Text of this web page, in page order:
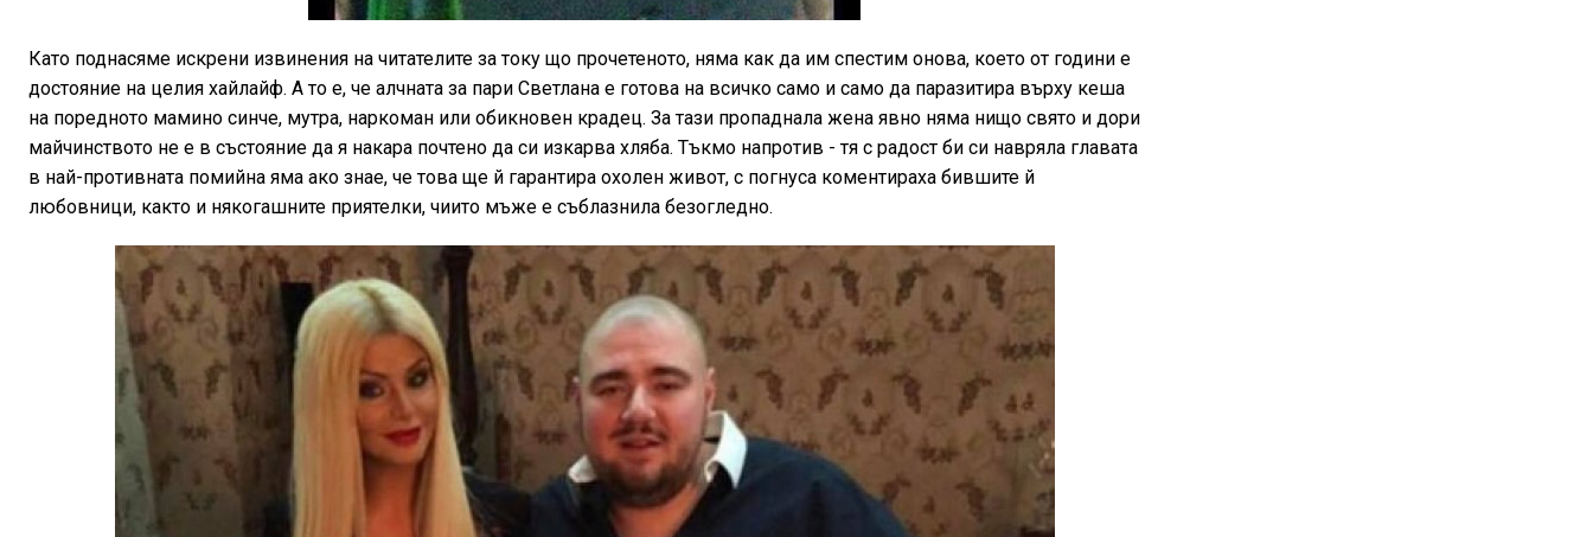
Като поднасяме искрени извинения на читателите за току що прочетеното, няма как да им спестим онова, което от години е
достояние на целия хайлайф. А то е, че алчната за пари Светлана е готова на всичко само и само да паразитира върху кеша
на поредното мамино синче, мутра, наркоман или обикновен крадец. За тази пропаднала жена явно няма нищо свято и дори
майчинството не е в състояние да я накара почтено да си изкарва хляба. Тъкмо напротив - тя с радост би си навряла главата
в най-противната помийна яма ако знае, че това ще й гарантира охолен живот, с погнуса коментираха бившите й
любовници, както и някогашните приятелки, чиито мъже е съблазнила безогледно.